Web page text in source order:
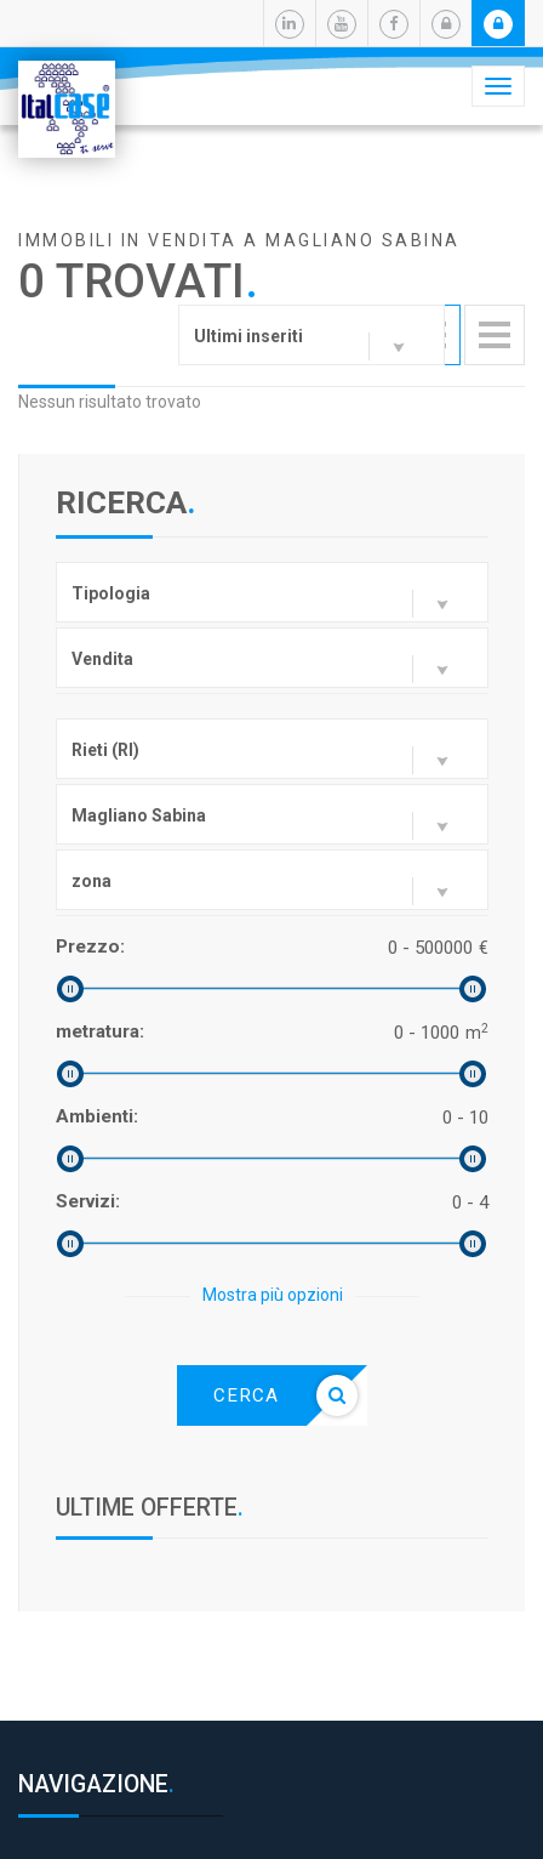
IMMOBILI IN VENDITA A MAGLIANO SABINA
0 TROVATI.
Ultimi inseriti
Nessun risultato trovato
RICERCA.
Tipologia
Vendita
Rieti (RI)
Magliano Sabina
zona
Prezzo: €
0 - 500000
metratura: m2
0 - 1000
Ambienti: 0 - 10
Servizi: 0 - 4
Mostra più opzioni
CERCA
ULTIME OFFERTE.
NAVIGAZIONE.